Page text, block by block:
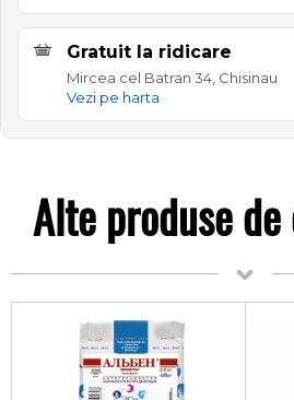
Gratuit la ridicare
Mircea cel Batran 34, Chisinau
Vezi pe harta
Alte produse